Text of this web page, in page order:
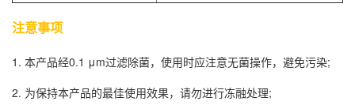
注意事项
1. 本产品经0.1 μm过滤除菌，使用时应注意无菌操作，避免污染;
2. 为保持本产品的最佳使用效果，请勿进行冻融处理;